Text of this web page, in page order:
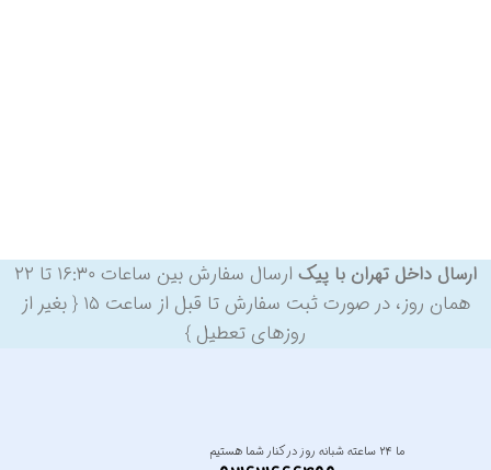
ارسال داخل تهران با پیک
ارسال سفارش بین ساعات ۱۶:۳۰ تا ۲۲
همان روز، در صورت ثبت سفارش تا قبل از ساعت ۱۵ { بغیر از
روزهای تعطیل }
ما ۲۴ ساعته شبانه روز در کنار شما هستیم